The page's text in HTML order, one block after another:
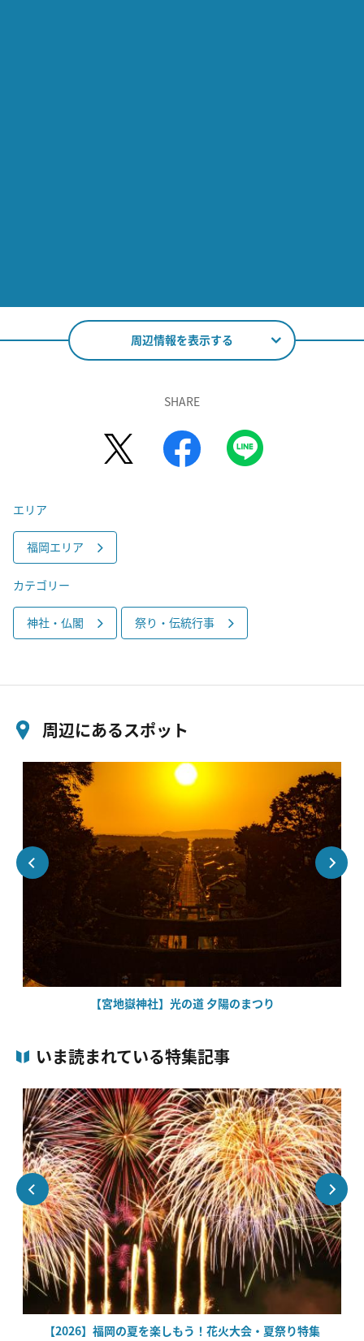
周辺情報を表示する
SHARE
エリア
福岡エリア
カテゴリー
神社・仏閣 祭り・伝統行事
周辺にあるスポット
【宮地嶽神社】光の道 夕陽のまつり
いま読まれている特集記事
【2026】福岡の夏を楽しもう！花火大会・夏祭り特集